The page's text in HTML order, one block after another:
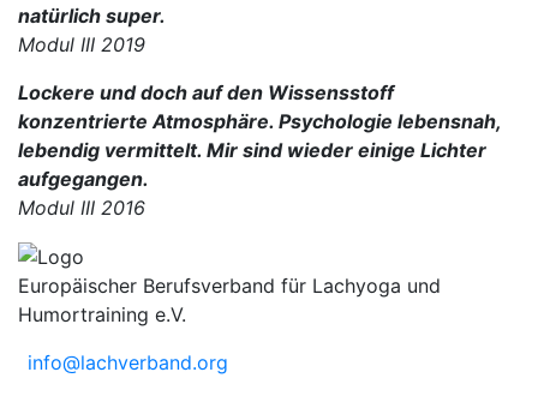
natürlich super.
Modul III 2019
Lockere und doch auf den Wissensstoff
konzentrierte Atmosphäre. Psychologie lebensnah,
lebendig vermittelt. Mir sind wieder einige Lichter
aufgegangen.
Modul III 2016
Europäischer Berufsverband für Lachyoga und
Humortraining e.V.
info@lachverband.org